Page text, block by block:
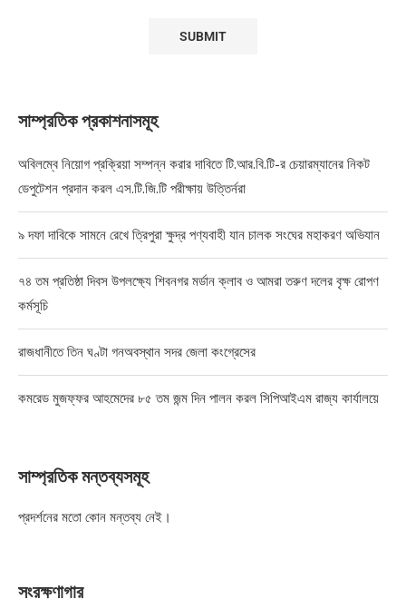
সাম্প্রতিক প্রকাশনাসমূহ
অবিলম্বে নিয়োগ প্রক্রিয়া সম্পন্ন করার দাবিতে টি.আর.বি.টি-র চেয়ারম্যানের নিকট
ডেপুটেশন প্রদান করল এস.টি.জি.টি পরীক্ষায় উত্তির্নরা
৯ দফা দাবিকে সামনে রেখে ত্রিপুরা ক্ষুদ্র পণ্যবাহী যান চালক সংঘের মহাকরণ অভিযান
৭৪ তম প্রতিষ্ঠা দিবস উপলক্ষ্যে শিবনগর মর্ডান ক্লাব ও আমরা তরুণ দলের বৃক্ষ রোপণ
কর্মসূচি
রাজধানীতে তিন ঘণ্টা গনঅবস্থান সদর জেলা কংগ্রেসের
কমরেড মুজফ্ফর আহমেদের ৮৫ তম জন্ম দিন পালন করল সিপিআইএম রাজ্য কার্যালয়ে
সাম্প্রতিক মন্তব্যসমূহ
প্রদর্শনের মতো কোন মন্তব্য নেই।
সংরক্ষণাগার